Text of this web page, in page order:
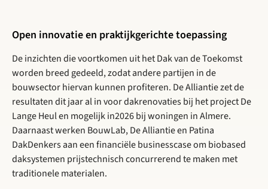
Open innovatie en praktijkgerichte toepassing
De inzichten die voortkomen uit het Dak van de Toekomst
worden breed gedeeld, zodat andere partijen in de
bouwsector hiervan kunnen profiteren. De Alliantie zet de
resultaten dit jaar al in voor dakrenovaties bij het project De
Lange Heul en mogelijk in2026 bij woningen in Almere.
Daarnaast werken BouwLab, De Alliantie en Patina
DakDenkers aan een financiële businesscase om biobased
daksystemen prijstechnisch concurrerend te maken met
traditionele materialen.